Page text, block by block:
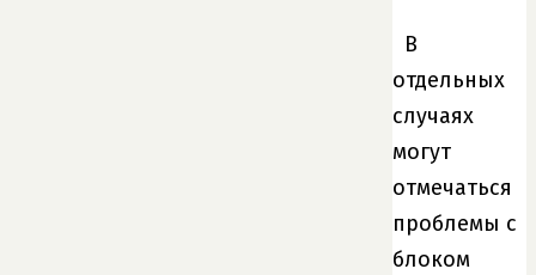
В
отдельных
случаях
могут
отмечаться
проблемы с
блоком